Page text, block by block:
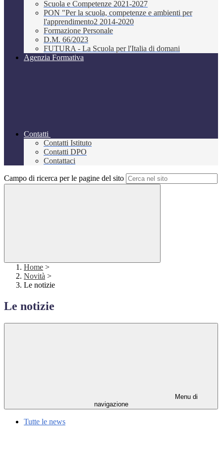
Scuola e Competenze 2021-2027
PON "Per la scuola, competenze e ambienti per
l'apprendimento2 2014-2020
Formazione Personale
D.M. 66/2023
FUTURA - La Scuola per l'Italia di domani
Agenzia Formativa
Contatti
Contatti Istituto
Contatti DPO
Contattaci
Campo di ricerca per le pagine del sito
Home >
Novità >
Le notizie
Le notizie
Menu di
navigazione
Tutte le news